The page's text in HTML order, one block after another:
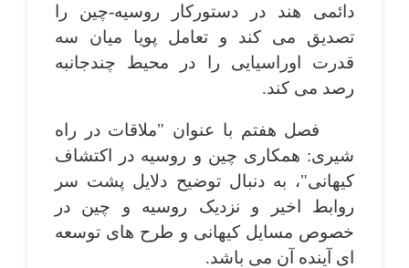
دائمی هند در دستورکار روسیه-چین را
تصدیق می ­کند و تعامل پویا میان سه
قدرت اوراسیایی را در محیط چندجانبه
رصد می ­کند.
فصل هفتم با عنوان "ملاقات در راه
شیری: همکاری چین و روسیه در اکتشاف
کیهانی"، به دنبال توضیح دلایل پشت سر
روابط اخیر و نزدیک روسیه و چین در
خصوص مسایل کیهانی و طرح­ های توسعه
­ای آینده آن می­ باشد.